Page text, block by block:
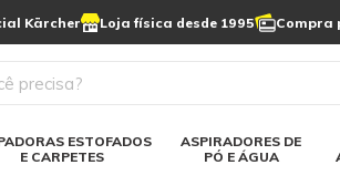
Kärcher Loja física desde 1995 Compra
ESTOFADOS
E CARPETES
ASPIRADORES DE
PÓ E ÁGUA
Linha a bateria
Lavadoras automática
Varredeiras automática
Varredeiras
digitais
Limpeza de painel
solar